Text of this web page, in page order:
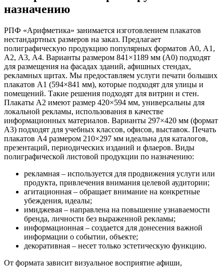
назначению
РПФ «Арифметика» занимается изготовлением плакатов
нестандартных размеров на заказ. Предлагает
полиграфическую продукцию популярных форматов А0, А1,
А2, А3, А4. Варианты размером 841×1189 мм (А0) подходят
для размещения на фасадах зданий, афишных стендах,
рекламных щитах. Мы предоставляем услуги печати больших
плакатов А1 (594×841 мм), которые подходят для улицы и
помещений. Такие решения подходят для витрин и стен.
Плакаты А2 имеют размер 420×594 мм, универсальны для
локальной рекламы, использования в качестве
информационных материалов. Варианты 297×420 мм (формат
А3) подходят для учебных классов, офисов, выставок. Печать
плакатов А4 размером 210×297 мм идеальна для каталогов,
презентаций, периодических изданий и флаеров. Виды
полиграфической листовой продукции по назначению:
рекламная – используется для продвижения услуги или
продукта, привлечения внимания целевой аудитории;
агитационная – обращает внимание на конкретные
убеждения, идеалы;
имиджевая – направлена на повышение узнаваемости
бренда, личности без выраженной рекламы;
информационная – создается для донесения важной
информации о событии, объекте;
декоративная – несет только эстетическую функцию.
От формата зависит визуальное восприятие афиши,